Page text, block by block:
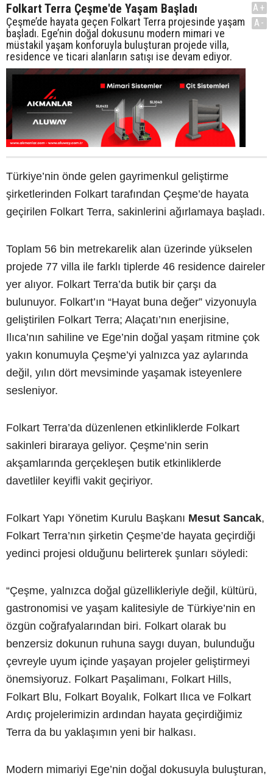
Folkart Terra Çeşme'de Yaşam Başladı
Çeşme’de hayata geçen Folkart Terra projesinde yaşam
başladı. Ege’nin doğal dokusunu modern mimari ve
müstakil yaşam konforuyla buluşturan projede villa,
residence ve ticari alanların satışı ise devam ediyor.
A+
A-
Türkiye’nin önde gelen gayrimenkul geliştirme
şirketlerinden Folkart tarafından Çeşme’de hayata
geçirilen Folkart Terra, sakinlerini ağırlamaya başladı.
Toplam 56 bin metrekarelik alan üzerinde yükselen
projede 77 villa ile farklı tiplerde 46 residence daireler
yer alıyor. Folkart Terra’da butik bir çarşı da
bulunuyor. Folkart’ın “Hayat buna değer” vizyonuyla
geliştirilen Folkart Terra; Alaçatı’nın enerjisine,
Ilıca’nın sahiline ve Ege’nin doğal yaşam ritmine çok
yakın konumuyla Çeşme’yi yalnızca yaz aylarında
değil, yılın dört mevsiminde yaşamak isteyenlere
sesleniyor.
Folkart Terra’da düzenlenen etkinliklerde Folkart
sakinleri biraraya geliyor. Çeşme’nin serin
akşamlarında gerçekleşen butik etkinliklerde
davetliler keyifli vakit geçiriyor.
Folkart Yapı Yönetim Kurulu Başkanı Mesut Sancak,
Folkart Terra’nın şirketin Çeşme’de hayata geçirdiği
yedinci projesi olduğunu belirterek şunları söyledi:
“Çeşme, yalnızca doğal güzellikleriyle değil, kültürü,
gastronomisi ve yaşam kalitesiyle de Türkiye’nin en
özgün coğrafyalarından biri. Folkart olarak bu
benzersiz dokunun ruhuna saygı duyan, bulunduğu
çevreyle uyum içinde yaşayan projeler geliştirmeyi
önemsiyoruz. Folkart Paşalimanı, Folkart Hills,
Folkart Blu, Folkart Boyalık, Folkart Ilıca ve Folkart
Ardıç projelerimizin ardından hayata geçirdiğimiz
Terra da bu yaklaşımın yeni bir halkası.
Modern mimariyi Ege’nin doğal dokusuyla buluşturan,